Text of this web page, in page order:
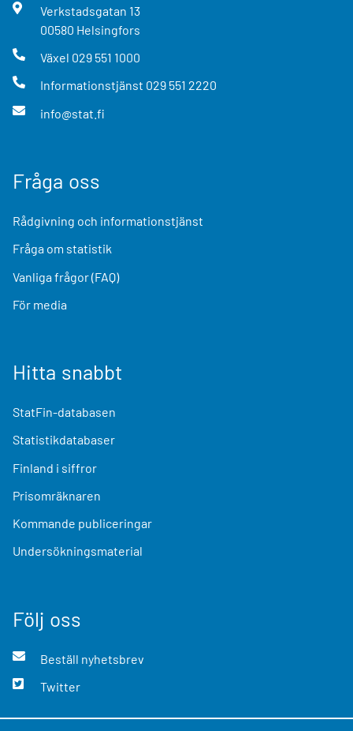
Verkstadsgatan 13
00580 Helsingfors
Växel 029 551 1000
Informationstjänst 029 551 2220
info@stat.fi
Fråga oss
Rådgivning och informationstjänst
Fråga om statistik
Vanliga frågor (FAQ)
För media
Hitta snabbt
StatFin-databasen
Statistikdatabaser
Finland i siffror
Prisomräknaren
Kommande publiceringar
Undersökningsmaterial
Följ oss
Beställ nyhetsbrev
Twitter